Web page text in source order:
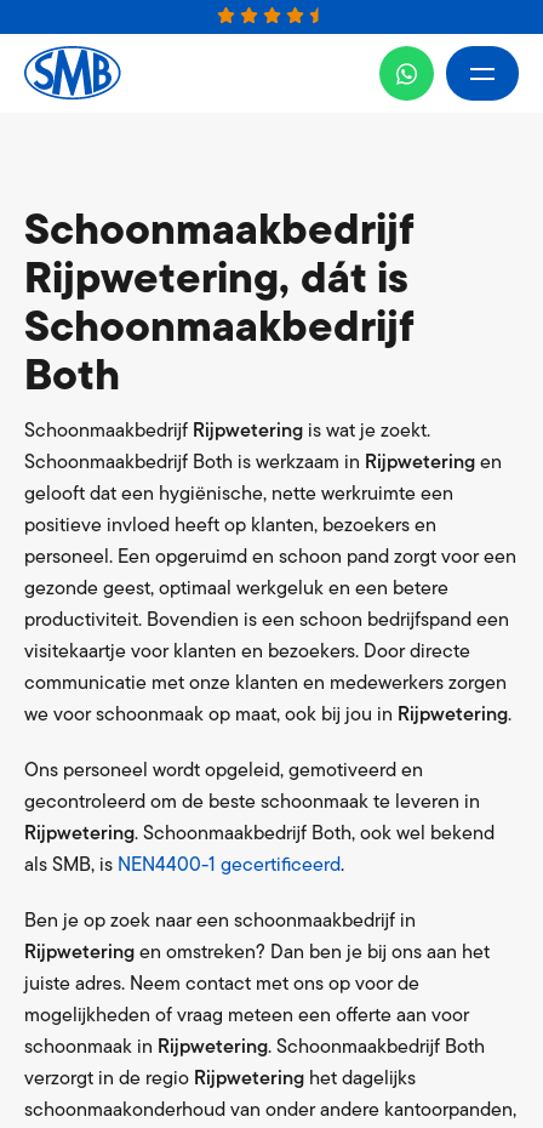
Schoonmaakbedrijf
Rijpwetering, dát is
Schoonmaakbedrijf
Both
Schoonmaakbedrijf Rijpwetering is wat je zoekt.
Schoonmaakbedrijf Both is werkzaam in Rijpwetering en
gelooft dat een hygiënische, nette werkruimte een
positieve invloed heeft op klanten, bezoekers en
personeel. Een opgeruimd en schoon pand zorgt voor een
gezonde geest, optimaal werkgeluk en een betere
productiviteit. Bovendien is een schoon bedrijfspand een
visitekaartje voor klanten en bezoekers. Door directe
communicatie met onze klanten en medewerkers zorgen
we voor schoonmaak op maat, ook bij jou in Rijpwetering.
Ons personeel wordt opgeleid, gemotiveerd en
gecontroleerd om de beste schoonmaak te leveren in
Rijpwetering. Schoonmaakbedrijf Both, ook wel bekend
als SMB, is NEN4400-1 gecertificeerd.
Ben je op zoek naar een schoonmaakbedrijf in
Rijpwetering en omstreken? Dan ben je bij ons aan het
juiste adres. Neem contact met ons op voor de
mogelijkheden of vraag meteen een offerte aan voor
schoonmaak in Rijpwetering. Schoonmaakbedrijf Both
verzorgt in de regio Rijpwetering het dagelijks
schoonmaakonderhoud van onder andere kantoorpanden,